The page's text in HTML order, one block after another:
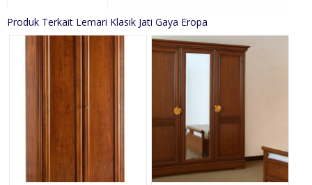
Produk Terkait Lemari Klasik Jati Gaya Eropa